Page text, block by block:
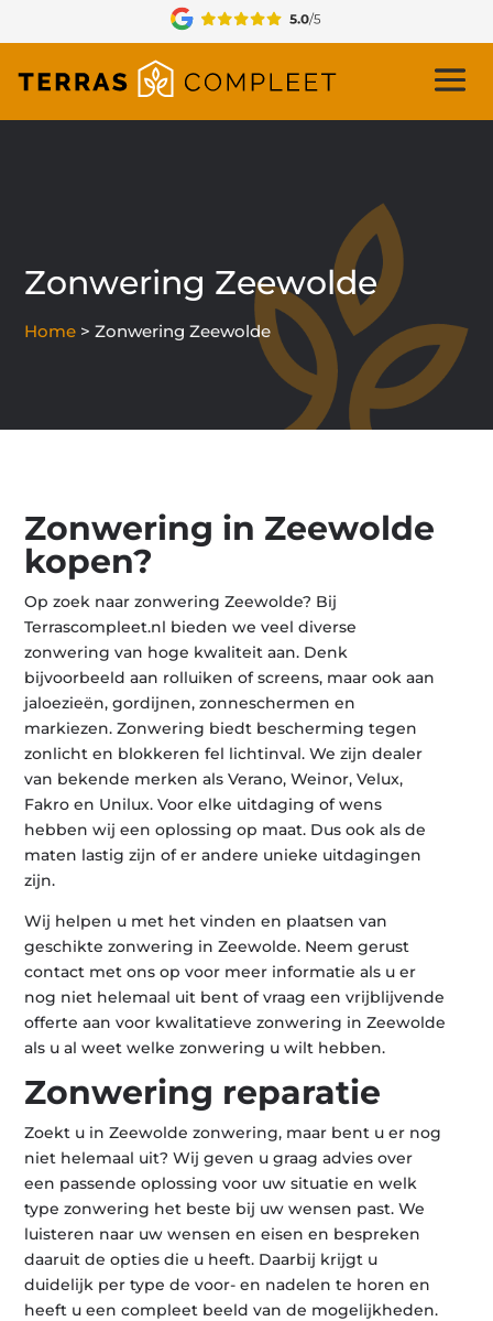
Zonwering Zeewolde
Home >Zonwering Zeewolde
Zonwering in Zeewolde
kopen?
Op zoek naar zonwering Zeewolde? Bij
Terrascompleet.nl bieden we veel diverse
zonwering van hoge kwaliteit aan. Denk
bijvoorbeeld aan rolluiken of screens, maar ook aan
jaloezieën, gordijnen, zonneschermen en
markiezen. Zonwering biedt bescherming tegen
zonlicht en blokkeren fel lichtinval. We zijn dealer
van bekende merken als Verano, Weinor, Velux,
Fakro en Unilux. Voor elke uitdaging of wens
hebben wij een oplossing op maat. Dus ook als de
maten lastig zijn of er andere unieke uitdagingen
zijn.
Wij helpen u met het vinden en plaatsen van
geschikte zonwering in Zeewolde. Neem gerust
contact met ons op voor meer informatie als u er
nog niet helemaal uit bent of vraag een vrijblijvende
offerte aan voor kwalitatieve zonwering in Zeewolde
als u al weet welke zonwering u wilt hebben.
Zonwering reparatie
Zoekt u in Zeewolde zonwering, maar bent u er nog
niet helemaal uit? Wij geven u graag advies over
een passende oplossing voor uw situatie en welk
type zonwering het beste bij uw wensen past. We
luisteren naar uw wensen en eisen en bespreken
daaruit de opties die u heeft. Daarbij krijgt u
duidelijk per type de voor- en nadelen te horen en
heeft u een compleet beeld van de mogelijkheden.